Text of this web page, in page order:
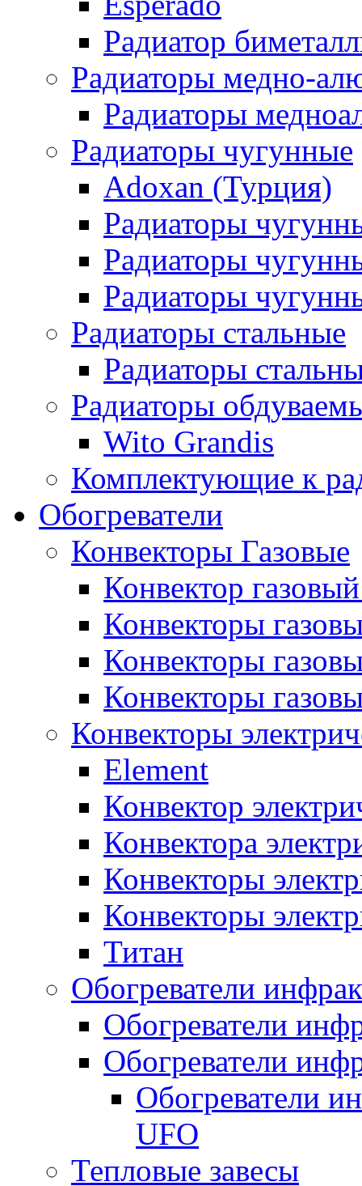
Радиатор
Радиаторы медно-
Радиаторы
Радиаторы чугунные
Adoxan (Турция)
Радиаторы
Радиаторы
Радиаторы
Радиаторы стальные
Радиаторы
Радиаторы
Wito Grandis
Комплектующие к
Обогреватели
Конвекторы Газовые
Конвектор
Конвекторы
Конвекторы
Конвекторы
Конвекторы
Element
Конвектор
Конвектора
Конвекторы
Конвекторы
Титан
Обогреватели
Обогреватели
Обогреватели
Обогреватели
UFO
Тепловые завесы